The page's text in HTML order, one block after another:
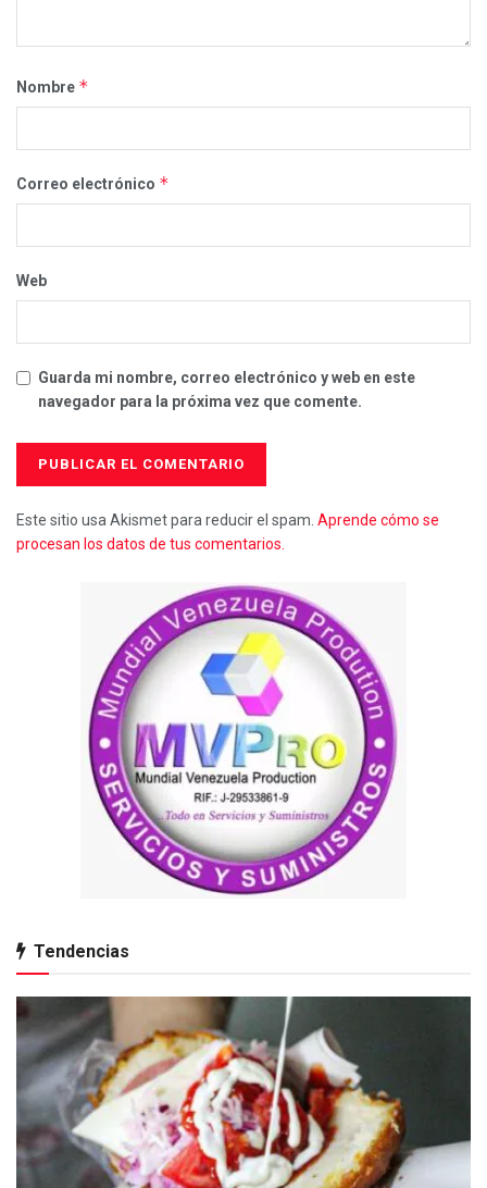
Nombre *
Correo electrónico *
Web
Guarda mi nombre, correo electrónico y web en este
navegador para la próxima vez que comente.
Este sitio usa Akismet para reducir el spam. Aprende cómo se
procesan los datos de tus comentarios.
Tendencias